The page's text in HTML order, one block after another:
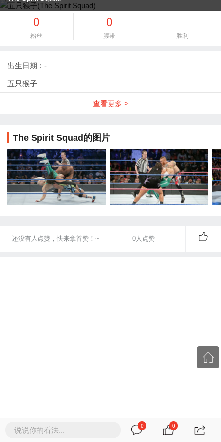
说说你的看法... 0 0
0
粉丝
0
腰带 胜利
出生日期：-
五只猴子
查看更多 >
The Spirit Squad的图片
还没有人点赞，快来拿首赞！~ 0人点赞